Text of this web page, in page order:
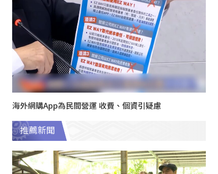
海外網購App為民間營運 收費、個資引疑慮
推薦新聞